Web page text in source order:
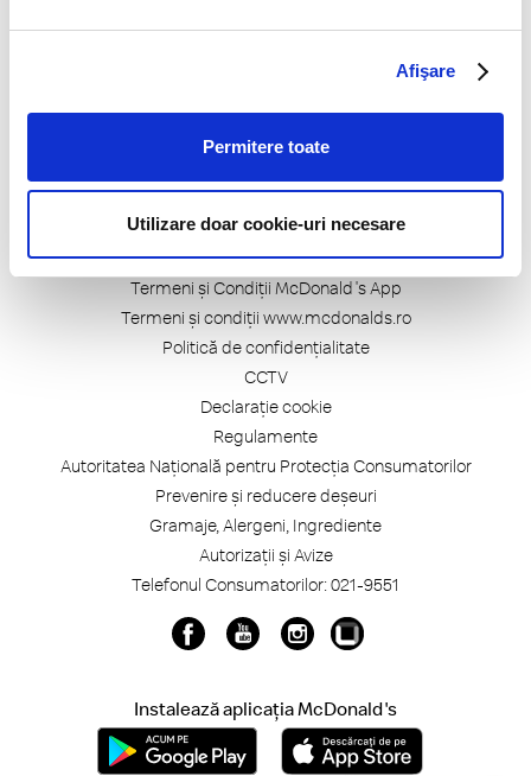
Afişare
Permitere toate
Utilizare doar cookie-uri necesare
Despre noi
Kroc
digitală
Restaurante
Contact
YoungLead
Presa
Termeni și Condiții McDonald's App
Termeni și condiții www.mcdonalds.ro
Politică de confidențialitate
CCTV
Declarație cookie
Regulamente
Autoritatea Națională pentru Protecția Consumatorilor
Prevenire și reducere deșeuri
Gramaje, Alergeni, Ingrediente
Autorizații și Avize
Telefonul Consumatorilor: 021-9551
Instalează aplicația McDonald's